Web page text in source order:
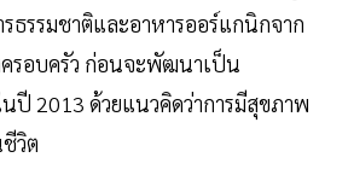
ธรรมชาติและอาหารออร์แกนิกจาก
รอบครัว ก่อนจะพัฒนาเป็น
นปี 2013 ด้วยแนวคิดว่าการมีสุขภาพ
วิต